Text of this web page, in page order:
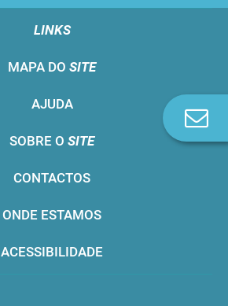
LINKS
MAPA DO SITE
AJUDA
SOBRE O SITE
CONTACTOS
ONDE ESTAMOS
ACESSIBILIDADE